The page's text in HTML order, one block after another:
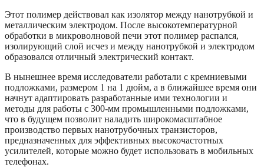
Этот полимер действовал как изолятор между нанотрубкой и
металлическим электродом. После высокотемпературной
обработки в микроволновой печи этот полимер распался,
изолирующий слой исчез и между нанотрубкой и электродом
образовался отличный электрический контакт.
В нынешнее время исследователи работали с кремниевыми
подложками, размером 1 на 1 дюйм, а в ближайшее время они
начнут адаптировать разработанные ими технологии и
методы для работы с 300-мм промышленными подложками,
что в будущем позволит наладить широкомасштабное
производство первых нанотрубочных транзисторов,
предназначенных для эффективных высокочастотных
усилителей, которые можно будет использовать в мобильных
телефонах.